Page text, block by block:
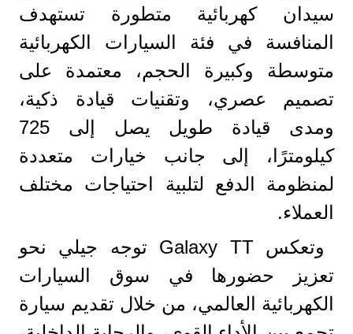
سيدان كهربائية متطورة تستهدف
المنافسة في فئة السيارات الكهربائية
متوسطة وكبيرة الحجم، معتمدة على
تصميم عصري، وتقنيات قيادة ذكية،
ومدى قيادة طويل يصل إلى 725
كيلومترًا، إلى جانب خيارات متعددة
لمنظومة الدفع لتلبية احتياجات مختلف
العملاء.
وتعكس Galaxy TT توجه جيلي نحو
تعزيز حضورها في سوق السيارات
الكهربائية العالمي، من خلال تقديم سيارة